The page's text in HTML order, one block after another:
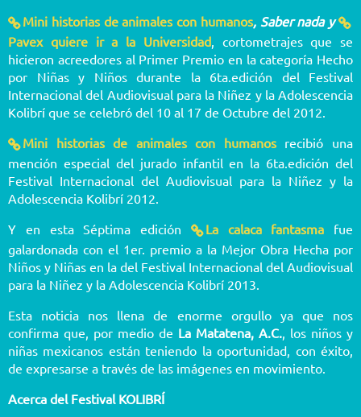
Mini historias de animales con humanos, Saber nada y
Pavex quiere ir a la Universidad, cortometrajes que se
hicieron acreedores al Primer Premio en la categoría Hecho
por Niñas y Niños durante la 6ta.edición del Festival
Internacional del Audiovisual para la Niñez y la Adolescencia
Kolibrí que se celebró del 10 al 17 de Octubre del 2012.
Mini historias de animales con humanosrecibió una
mención especial del jurado infantil en la 6ta.edición del
Festival Internacional del Audiovisual para la Niñez y la
Adolescencia Kolibrí 2012.
Y en esta Séptima edición
La calaca fantasma fue
galardonada con el 1er. premio a la Mejor Obra Hecha por
Niños y Niñas en la del Festival Internacional del Audiovisual
para la Niñez y la Adolescencia Kolibrí 2013.
Esta noticia nos llena de enorme orgullo ya que nos
confirma que, por medio de La Matatena, A.C. , los niños y
niñas mexicanos están teniendo la oportunidad, con éxito,
de expresarse a través de las imágenes en movimiento.
Acerca del Festival KOLIBRÍ